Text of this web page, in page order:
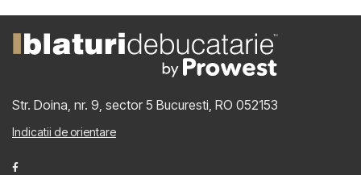
Str. Doina, nr. 9, sector 5 Bucuresti, RO 052153
Indicatii de orientare